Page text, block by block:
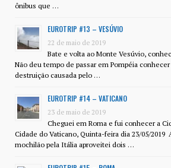
ônibus que …
EUROTRIP #13 – VESÚVIO
22 de maio de 2019
Bate e volta ao Monte Vesúvio,
Não deu tempo de passar em Pompéia
destruição causada pelo …
EUROTRIP #14 – VATICANO
23 de maio de 2019
Cheguei em Roma e fui conhecer a
Cidade do Vaticano, Quinta-feira dia 23/05/2019
mochilão pela Itália aproveitei dois …